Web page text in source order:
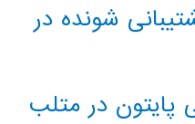
شونده در
پایتون در متلب